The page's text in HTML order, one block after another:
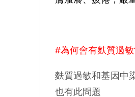
#為何會有麩質過敏
麩質過敏和基因中
也有此問題